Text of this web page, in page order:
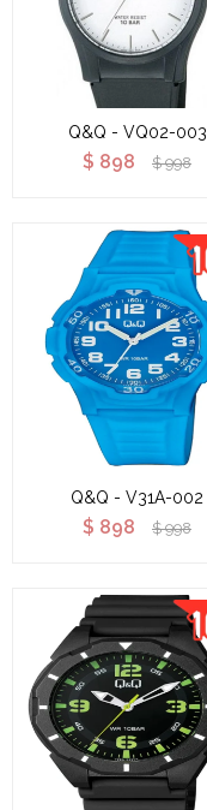
Q&Q - VQ02-003
$ 898 $ 998
Q&Q - V31A-002
$ 898 $ 998